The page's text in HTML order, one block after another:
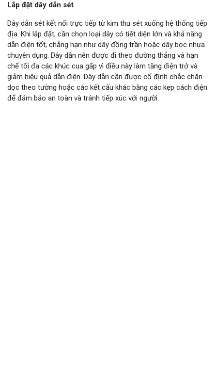
Lắp đặt dây dẫn sét
Dây dẫn sét kết nối trực tiếp từ kim thu sét xuống hệ thống tiếp
địa. Khi lắp đặt, cần chọn loại dây có tiết diện lớn và khả năng
dẫn điện tốt, chẳng hạn như dây đồng trần hoặc dây bọc nhựa
chuyên dụng. Dây dẫn nên được đi theo đường thẳng và hạn
chế tối đa các khúc cua gấp vì điều này làm tăng điện trở và
giảm hiệu quả dẫn điện. Dây dẫn cần được cố định chắc chắn
dọc theo tường hoặc các kết cấu khác bằng các kẹp cách điện
để đảm bảo an toàn và tránh tiếp xúc với người.